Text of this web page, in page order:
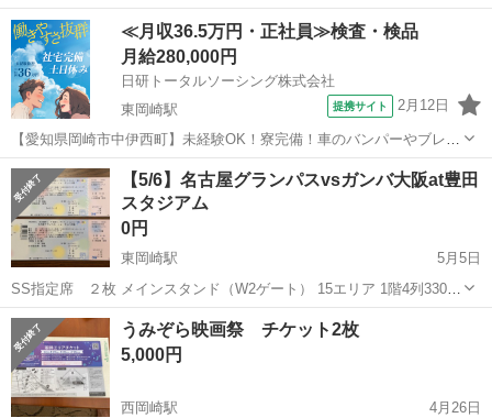
愛知 岡崎市 東岡崎駅 新幹線/鉄道切符
≪月収36.5万円・正社員≫検査・検品
月給280,000円
日研トータルソーシング株式会社
東岡崎駅
提携サイト 2月12日
【愛知県岡崎市中伊西町】未経験OK！寮完備！車のバンパーやブレー
キ部品等の加工・プレス・溶接《お仕事No.NS0372》 お仕事について
自動車のバンパーやサスペンション・ブレーキ部品等の製造（プレス
機械加工オペレーター・...
愛知 岡崎市 東岡崎駅 その他
【5/6】名古屋グランパスvsガンバ大阪at豊田
スタジアム
0円
東岡崎駅
5月5日
SS指定席 ２枚 メインスタンド（W2ゲート） 15エリア 1階4列330〜
331番 11時開場、14時キックオフ 会社でもらいましたが、一部メンバ
ーが行けなくなったので、差し上げます。 ※取りに来られる方限定
とさせて頂きます。
愛知 岡崎市 東岡崎駅 スポーツ ガンバ大阪
うみぞら映画祭 チケット2枚
5,000円
西岡崎駅
4月26日